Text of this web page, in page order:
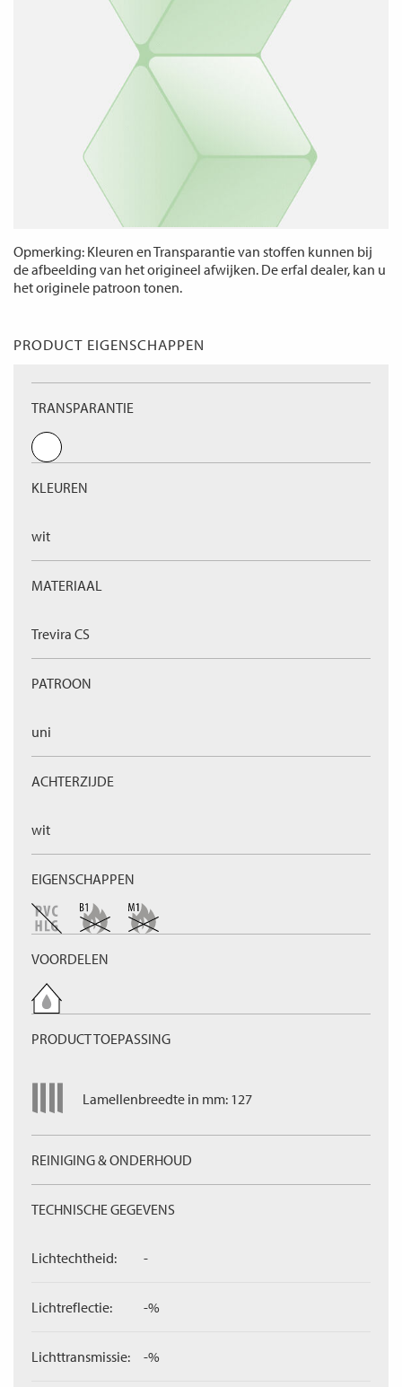
Opmerking: Kleuren en Transparantie van stoffen kunnen bij
de afbeelding van het origineel afwijken. De erfal dealer, kan u
het originele patroon tonen.
PRODUCT EIGENSCHAPPEN
TRANSPARANTIE
KLEUREN
wit
MATERIAAL
Trevira CS
PATROON
uni
ACHTERZIJDE
wit
EIGENSCHAPPEN
VOORDELEN
PRODUCT TOEPASSING
Lamellenbreedte in mm: 127
REINIGING & ONDERHOUD
TECHNISCHE GEGEVENS
Lichtechtheid: -
Lichtreflectie: -%
Lichttransmissie: -%